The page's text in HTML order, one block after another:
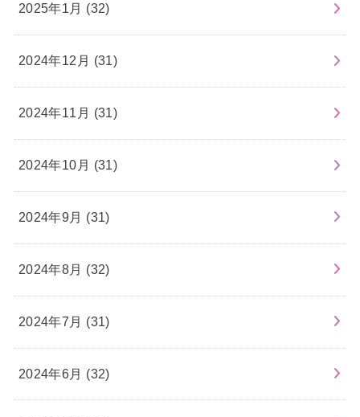
2025年1月 (32)
2024年12月 (31)
2024年11月 (31)
2024年10月 (31)
2024年9月 (31)
2024年8月 (32)
2024年7月 (31)
2024年6月 (32)